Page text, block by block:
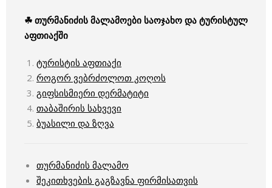
☘ თურმანიძის მალამოები საოჯახო და ტურისტულ
აფთიაქში
ტურისტის აფთიაქი
როგორ ვებრძოლოთ კოღოს
გიფსისმიერი დერმატიტი
თაბაშირის სახვევი
ბუასილი და ზღვა
თურმანიძის მალამო
შეკითხვების გაგზავნა ფირმისათვის